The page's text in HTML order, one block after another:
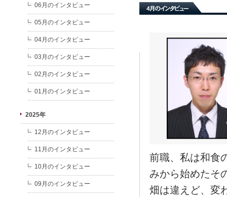
前職、私は和食
みから始めたそ
畑は違えど、変
06月のインタビュー
05月のインタビュー
04月のインタビュー
03月のインタビュー
02月のインタビュー
01月のインタビュー
2025年
12月のインタビュー
11月のインタビュー
10月のインタビュー
09月のインタビュー